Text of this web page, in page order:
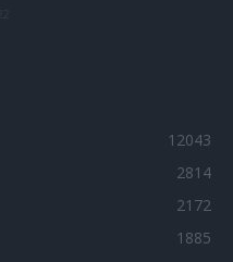
12043
2814
2172
1885